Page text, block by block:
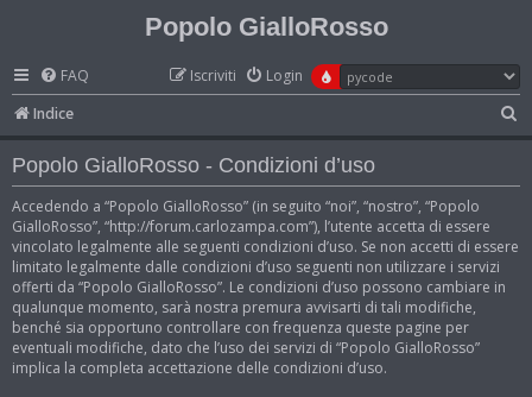
Popolo GialloRosso
FAQ Login
Iscriviti
Indice
e
Popolo GialloRosso - Condizioni d’uso
Accedendo a “Popolo GialloRosso” (in seguito “noi”, “nostro”, “Popolo
GialloRosso”, “http://forum.carlozampa.com”), l’utente accetta di essere
vincolato legalmente alle seguenti condizioni d’uso. Se non accetti di essere
limitato legalmente dalle condizioni d’uso seguenti non utilizzare i servizi
offerti da “Popolo GialloRosso”. Le condizioni d’uso possono cambiare in
qualunque momento, sarà nostra premura avvisarti di tali modifiche,
benché sia opportuno controllare con frequenza queste pagine per
eventuali modifiche, dato che l’uso dei servizi di “Popolo GialloRosso”
implica la completa accettazione delle condizioni d’uso.